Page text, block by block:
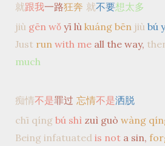
就跟我一路狂奔 就不要想太多
jiù gēn wǒ yī lù kuáng bēn jiù bú
Just run with me all the way,
much
痴情不是罪过 忘情不是洒脱
chī qíng bú shì zuì guò wàng
Being infatuated is nota sin,